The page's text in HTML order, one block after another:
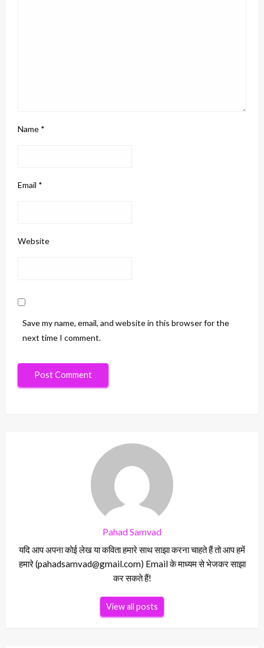
Name *
Email *
Website
Save my name, email, and website in this browser for the
next time I comment.
Pahad Samvad
यदि आप अपना कोई लेख या कविता हमारे साथ साझा करना चाहते हैं तो आप हमें
हमारे (pahadsamvad@gmail.com) Email के माध्यम से भेजकर साझा
कर सकते हैं!
View all posts